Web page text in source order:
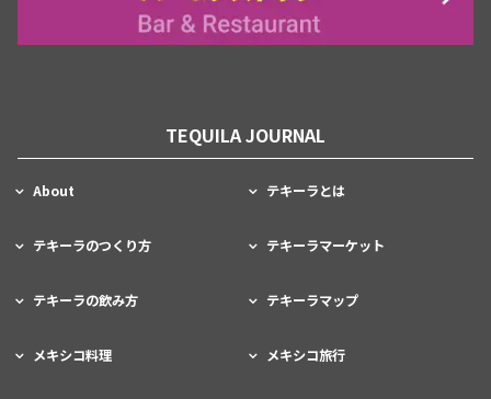
TEQUILA JOURNAL
About テキーラとは
テキーラのつくり方 テキーラマーケット
テキーラの飲み方 テキーラマップ
メキシコ料理 メキシコ旅行